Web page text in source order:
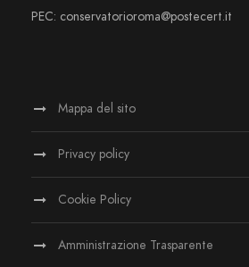
PEC: conservatorioroma@postecert.it
Mappa del sito
Privacy policy
Cookie Policy
Amministrazione Trasparente